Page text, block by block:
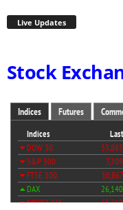
Live Updates
Stock